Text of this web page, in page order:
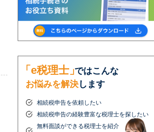
「e税理士」ではこんな
お悩みを解決 します
相続税申告を依頼したい
相続税申告の経験豊富な税理士を探したい
無料面談ができる税理士を紹介